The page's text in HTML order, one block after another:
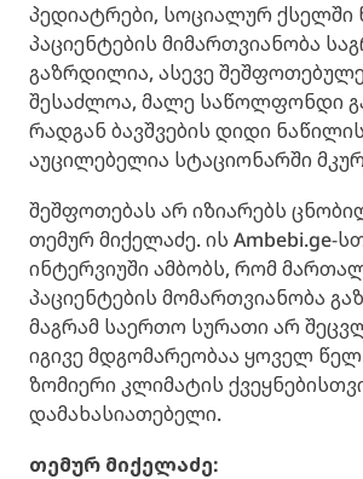
პედიატრები, სოციალურ ქსელში
პაციენტების მიმართვიანობა
გაზრდილია, ასევე
შესაძლოა, მალე საწოლფონდი
რადგან ბავშვების დიდი
აუცილებელია სტაციონარში
შეშფოთებას არ იზიარებს
თემურ მიქელაძე. ის Ambebi.ge-
ინტერვიუში ამბობს, რომ
პაციენტების მომართვიანობა
მაგრამ საერთო სურათი არ
იგივე მდგომარეობაა ყოველ
ზომიერი კლიმატის
დამახასიათებელი.
თემურ მიქელაძე: